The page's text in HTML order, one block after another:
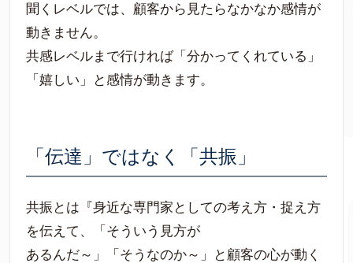
聞くレベルでは、顧客から見たらなかなか感情が
動きません。
共感レベルまで行ければ「分かってくれている」
「嬉しい」と感情が動きます。
「伝達」ではなく「共振」
共振とは『身近な専門家としての考え方・捉え方
を伝えて、「そういう見方が
あるんだ～」「そうなのか～」と顧客の心が動く